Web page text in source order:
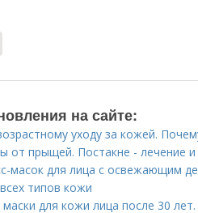
на сайте:
уходу за кожей.
от прыщей. Постакне - лечение
масок для лица с освежающим
типов кожи
для кожи лица после 30